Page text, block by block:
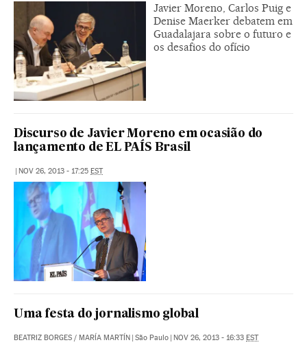
Javier Moreno, Carlos Puig e
Denise Maerker debatem em
Guadalajara sobre o futuro e
os desafios do ofício
Discurso de Javier Moreno em ocasião do
lançamento de EL PAÍS Brasil
| NOV 26, 2013 - 17:25 EST
Uma festa do jornalismo global
BEATRIZ BORGES / MARÍA MARTÍN | São Paulo | NOV 26, 2013 - 16:33 EST